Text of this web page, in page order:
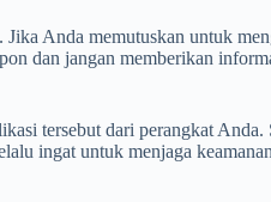
Anda memutuskan untuk
dan jangan memberikan
tersebut dari perangkat
ingat untuk menjaga